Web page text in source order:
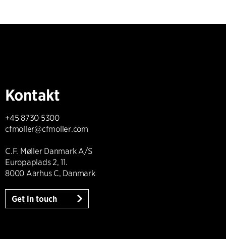
Kontakt
+45 8730 5300
cfmoller@cfmoller.com
C.F. Møller Danmark A/S
Europaplads 2, 11.
8000 Aarhus C, Danmark
Get in touch